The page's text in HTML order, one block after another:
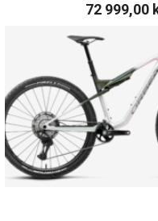
72 999,00